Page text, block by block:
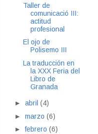
Taller de
comunicació III:
actitud
profesional
El ojo de
Polisemo III
La traducción en
la XXX Feria del
Libro de
Granada
►abril(4)
►marzo(6)
►febrero(6)